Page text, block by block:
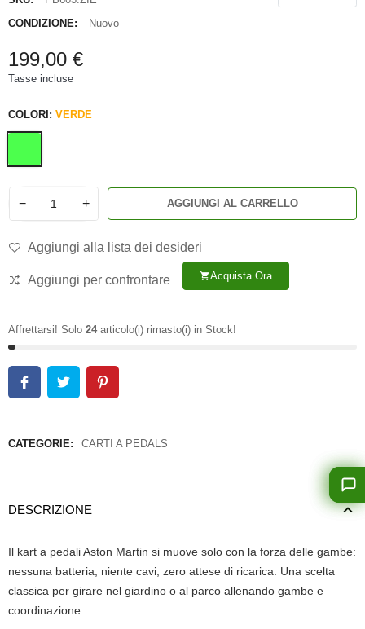
CONDIZIONE:
Nuovo
199,00 €
Tasse incluse
COLORI: VERDE
− + AGGIUNGI AL CARRELLO
Aggiungi alla lista dei desideri
Aggiungi per confrontare shopping_cartAcquista Ora
Affrettarsi! Solo 24articolo(i) rimasto(i) in Stock!
CATEGORIE: CARTI A PEDALS
DESCRIZIONE
Il kart a pedali Aston Martin si muove solo con la forza delle gambe:
nessuna batteria, niente cavi, zero attese di ricarica. Una scelta
classica per girare nel giardino o al parco allenando gambe e
coordinazione.